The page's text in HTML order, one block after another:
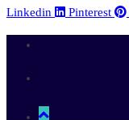
Linkedin Pinterest